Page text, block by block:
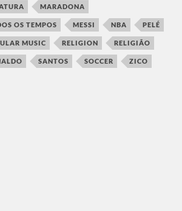
MARADONA
OS TEMPOS MESSI NBA PELÉ
MUSIC RELIGION RELIGIÃO
SANTOS SOCCER ZICO